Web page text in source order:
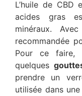
L’huile de CBD
acides gras
minéraux.
recommandée
Pour ce faire,
quelques
prendre un
utilisée dans